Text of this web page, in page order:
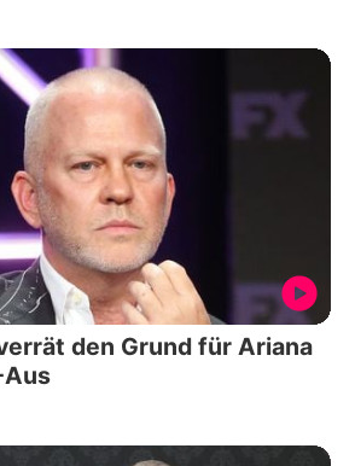
den Grund für Ariana
Aus